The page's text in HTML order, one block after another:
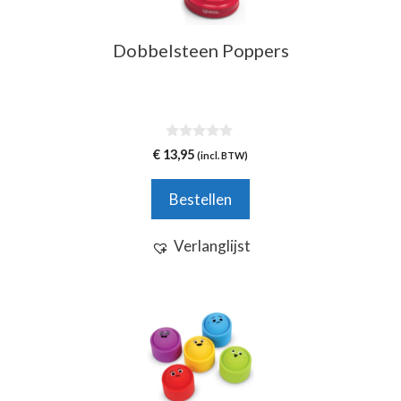
Dobbelsteen Poppers
0
v
5
€ 13,95 (incl. BTW)
Bestellen
Verlanglijst